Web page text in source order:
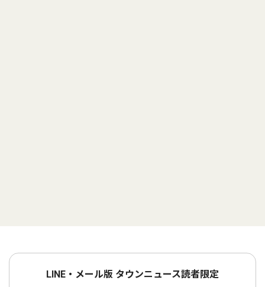
LINE・メール版 タウンニュース読者限定